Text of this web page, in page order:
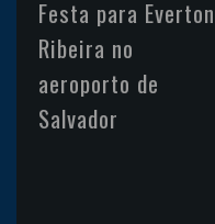
Festa para Everton
Ribeira no
aeroporto de
Salvador